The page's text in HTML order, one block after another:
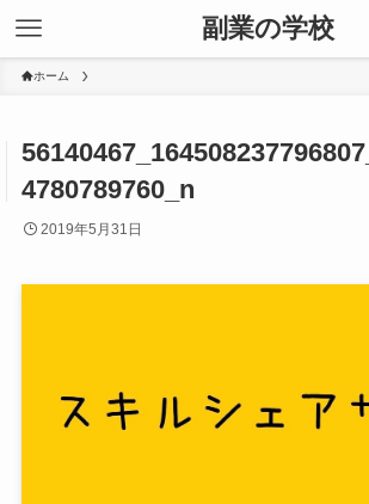
副業の学校
ホーム
4780789760_n
2019年5月31日